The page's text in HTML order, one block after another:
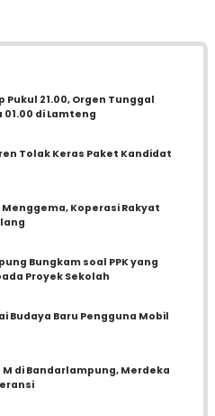
Pukul 21.00, Orgen Tunggal
di Lamteng
Tolak Keras Paket Kandidat
Koperasi Rakyat
Bungkam soal PPK yang
Proyek Sekolah
Budaya Baru Pengguna Mobil
M di Bandarlampung, Merdeka